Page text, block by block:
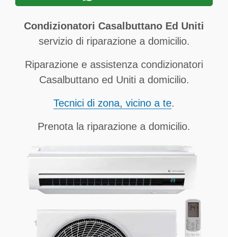
Condizionatori Casalbuttano Ed Uniti
servizio di riparazione a domicilio.
Riparazione e assistenza condizionatori
Casalbuttano ed Uniti a domicilio.
Tecnici di zona, vicino a te.
Prenota la riparazione a domicilio.